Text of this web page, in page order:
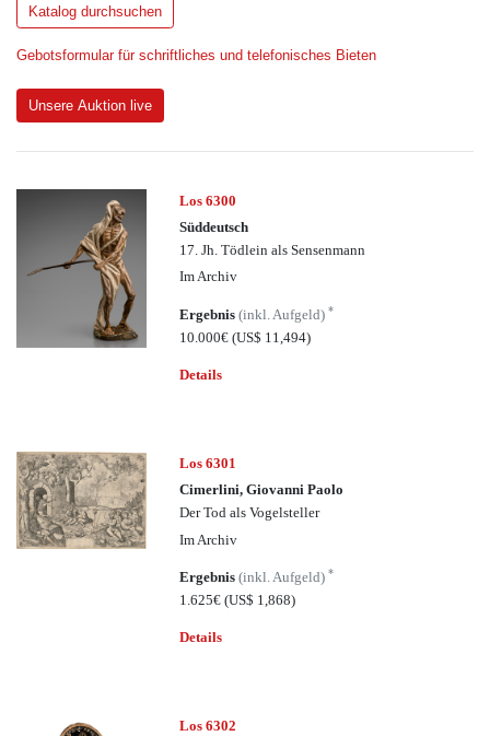
Gebotsformular für schriftliches und telefonisches Bieten
Unsere Auktion live
Los 6300
Süddeutsch
17. Jh. Tödlein als Sensenmann
Im Archiv
Ergebnis(inkl. Aufgeld)*
10.000€(US$ 11,494)
Details
Los 6301
Cimerlini, Giovanni Paolo
Der Tod als Vogelsteller
Im Archiv
Ergebnis(inkl. Aufgeld)*
1.625€(US$ 1,868)
Details
Los 6302